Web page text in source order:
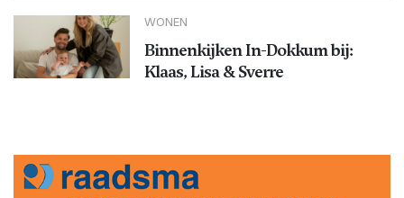
WONEN
Binnenkijken In-Dokkum bij:
Klaas, Lisa & Sverre